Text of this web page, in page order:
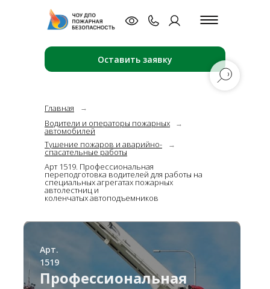
Оставить заявку
Главная
Тушение пожаров и аварийно-
спасательные работы
→
→
→
Водители и операторы пожарных
автомобилей
Арт 1519. Профессиональная
переподготовка водителей для работы на
специальных агрегатах пожарных
автолестниц и
коленчатых автоподъемников
Профессиональная
Арт.
1519